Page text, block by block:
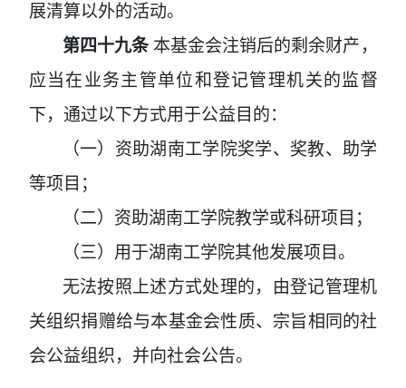
展清算以外的活动。
第四十九条 本基金会注销后的剩余财产，
应当在业务主管单位和登记管理机关的监督
下，通过以下方式用于公益目的：
（一）资助湖南工学院奖学、奖教、助学
等项目；
（二）资助湖南工学院教学或科研项目；
（三）用于湖南工学院其他发展项目。
无法按照上述方式处理的，由登记管理机
关组织捐赠给与本基金会性质、宗旨相同的社
会公益组织，并向社会公告。